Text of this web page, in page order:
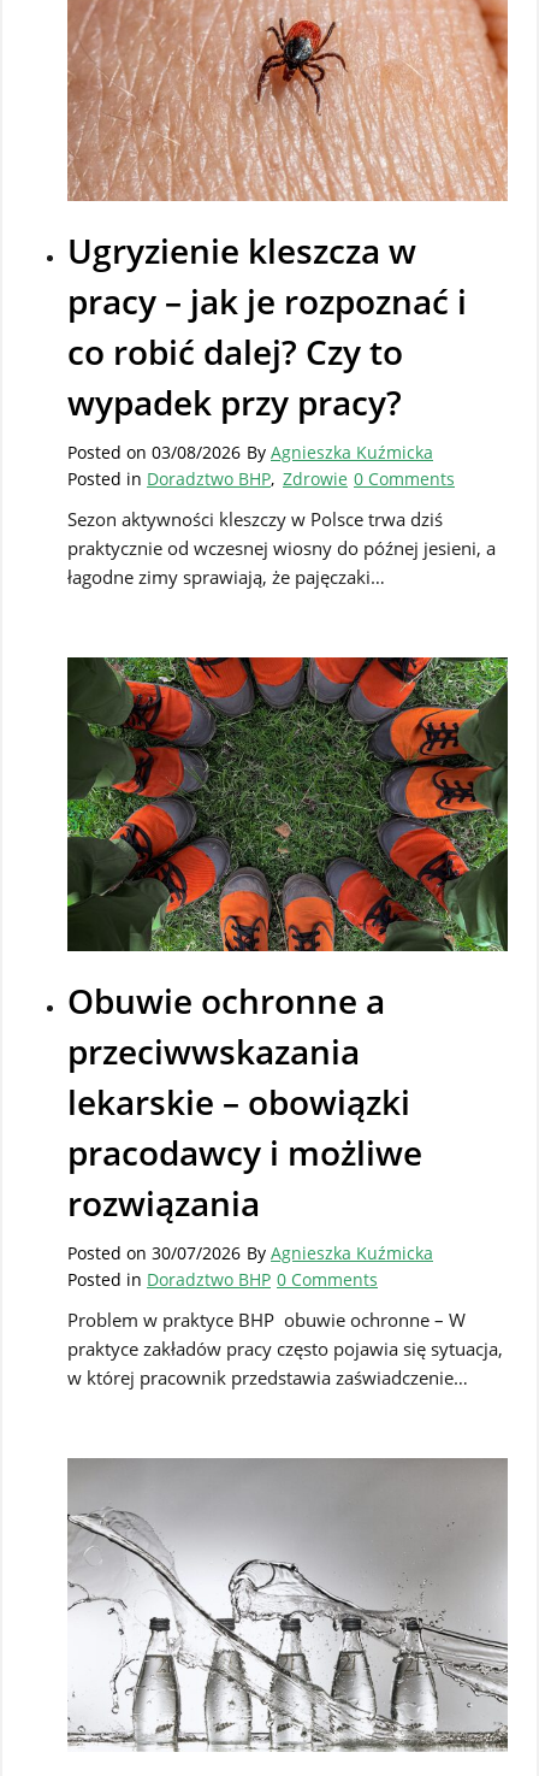
Ugryzienie kleszcza w
pracy – jak je rozpoznać i
co robić dalej? Czy to
wypadek przy pracy?
Posted on 03/08/2026 By Agnieszka Kuźmicka
Posted in Doradztwo BHP, Zdrowie 0 Comments
Sezon aktywności kleszczy w Polsce trwa dziś
praktycznie od wczesnej wiosny do późnej jesieni, a
łagodne zimy sprawiają, że pajęczaki…
Obuwie ochronne a
przeciwwskazania
lekarskie – obowiązki
pracodawcy i możliwe
rozwiązania
Posted on 30/07/2026 By Agnieszka Kuźmicka
Posted in Doradztwo BHP 0 Comments
Problem w praktyce BHP obuwie ochronne – W
praktyce zakładów pracy często pojawia się sytuacja,
w której pracownik przedstawia zaświadczenie…